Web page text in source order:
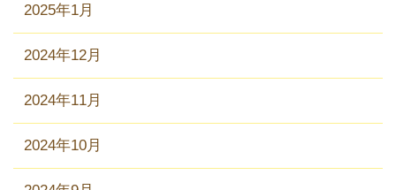
2025年1月
2024年12月
2024年11月
2024年10月